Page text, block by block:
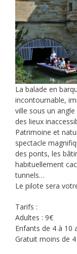
La balade en
incontournable,
ville sous un
des lieux
Patrimoine et
spectacle
des ponts, les
habituellement
tunnels…
Le pilote sera
Tarifs :
Adultes : 9€
Enfants de 4 à 10
Gratuit moins de